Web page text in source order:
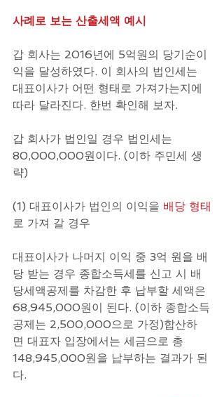
사례로 보는 산출세액 예시
갑 회사는 2016년에 5억원의 당기순이
익을 달성하였다. 이 회사의 법인세는
대표이사가 어떤 형태로 가져가는지에
따라 달라진다. 한번 확인해 보자.
갑 회사가 법인일 경우 법인세는
80,000,000원이다. (이하 주민세 생
략)
(1) 대표이사가 법인의 이익을 배당 형태
로 가져 갈 경우
대표이사가 나머지 이익 중 3억 원을 배
당 받는 경우 종합소득세를 신고 시 배
당세액공제를 차감한 후 납부할 세액은
68,945,000원이 된다. (이하 종합소득
공제는 2,500,000으로 가정)합산하
면 대표자 입장에서는 세금으로 총
148,945,000원을 납부하는 결과가 된
다.